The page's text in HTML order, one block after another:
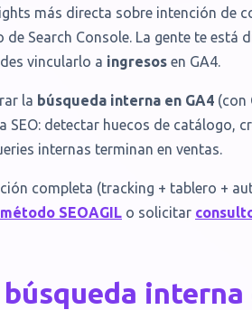
más directa sobre intención de
de Search Console. La gente te está
vincularlo a ingresos en GA4.
la búsqueda interna en GA4 (con
SEO: detectar huecos de catálogo,
internas terminan en ventas.
completa (tracking + tablero +
método SEOAGIL o solicitar
interna